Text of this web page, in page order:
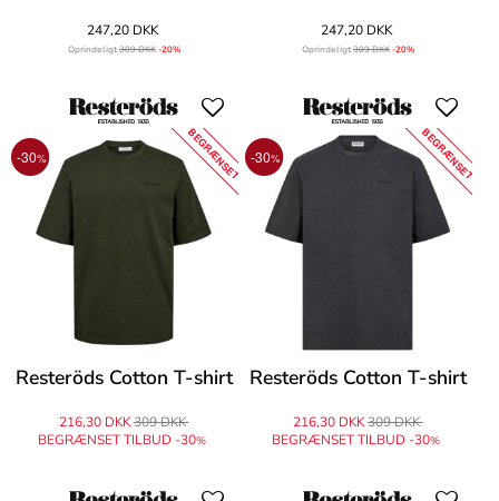
247,20 DKK
Oprindeligt309 DKK -20%
247,20 DKK
Oprindeligt309 DKK -20%
-30% BEGRÆNSET
Resteröds Cotton T-shirt
216,30 DKK309 DKK
BEGRÆNSET TILBUD -30%
-30% BEGRÆNSET
Resteröds Cotton T-shirt
216,30 DKK309 DKK
BEGRÆNSET TILBUD -30%